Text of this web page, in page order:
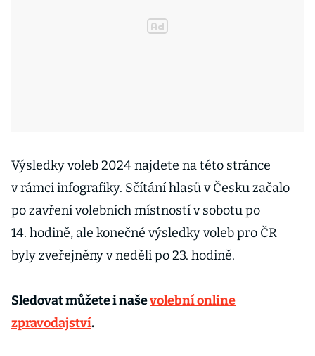
Výsledky voleb 2024 najdete na této stránce
v rámci infografiky. Sčítání hlasů v Česku začalo
po zavření volebních místností v sobotu po
14. hodině, ale konečné výsledky voleb pro ČR
byly zveřejněny v neděli po 23. hodině.
Sledovat můžete i naševolební online
zpravodajství.